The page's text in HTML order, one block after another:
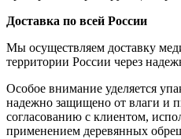
Доставка по всей России
Мы осуществляем доставку
территории России через
Особое внимание уделяется
надежно защищено от влаги и
согласованию с клиентом,
применением деревянных